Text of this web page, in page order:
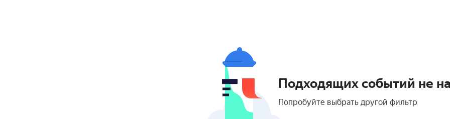
Подходящих событий не
Попробуйте выбрать другой фильтр